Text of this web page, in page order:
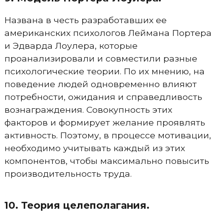
Названа в честь разработавших ее
американских психологов Леймана Портера
и Эдварда Лоулера, которые
проанализировали и совместили разные
психологические теории. По их мнению, на
поведение людей одновременно влияют
потребности, ожидания и справедливость
вознаграждения. Совокупность этих
факторов и формирует желание проявлять
активность. Поэтому, в процессе мотивации,
необходимо учитывать каждый из этих
компонентов, чтобы максимально повысить
производительность труда.
10. Теория целеполагания.